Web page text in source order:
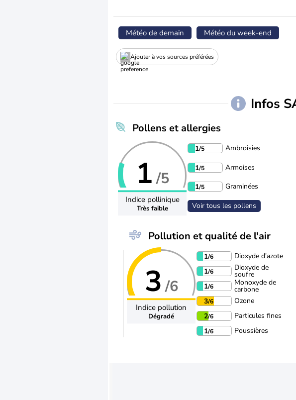
Météo de demain Météo du week-end
Ajouter à vos sources préférées
Infos
Pollens et allergies
1 /5
Indice pollinique
Très faible
1/5 Ambroisies
1/5 Armoises
1/5 Graminées
Voir tous les pollens
Pollution et qualité de l'air
3 /6
Indice pollution
Dégradé
1/6
Dioxyde d'azote
1/6 Dioxyde de
soufre
1/6 Monoxyde de
carbone
3/6
Ozone
2/6
Particules fines
1/6 Poussières